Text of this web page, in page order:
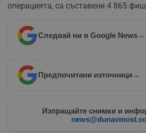
операцията, са съставени 4 865
Следвай ни в Google News→
Предпочитани източници →
Изпращайте снимки и